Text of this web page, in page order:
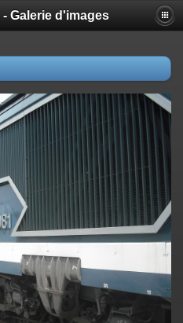
Galerie d'images